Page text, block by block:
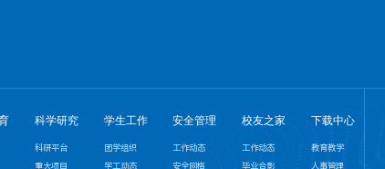
科学研究
科研平台
重大项目
学生工作
团学组织
学工动态
安全管理
工作动态
安全网格
校友之家
工作动态
毕业合影
下载中心
教育教学
人事管理